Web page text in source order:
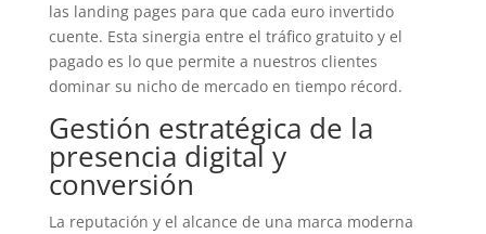
las landing pages para que cada euro invertido
cuente. Esta sinergia entre el tráfico gratuito y el
pagado es lo que permite a nuestros clientes
dominar su nicho de mercado en tiempo récord.
Gestión estratégica de la
presencia digital y
conversión
La reputación y el alcance de una marca moderna